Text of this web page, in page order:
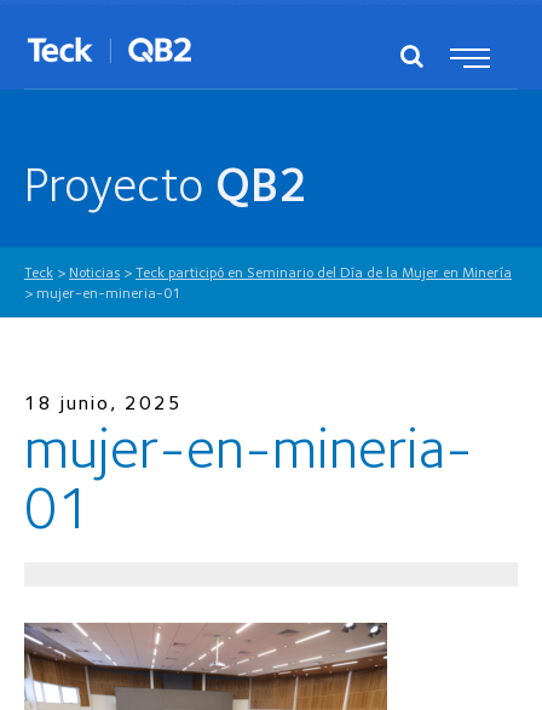
Proyecto QB2
Teck > Noticias > Teck participó en Seminario del Día de la Mujer en Minería
> mujer-en-mineria-01
18 junio, 2025
mujer-en-mineria-
01